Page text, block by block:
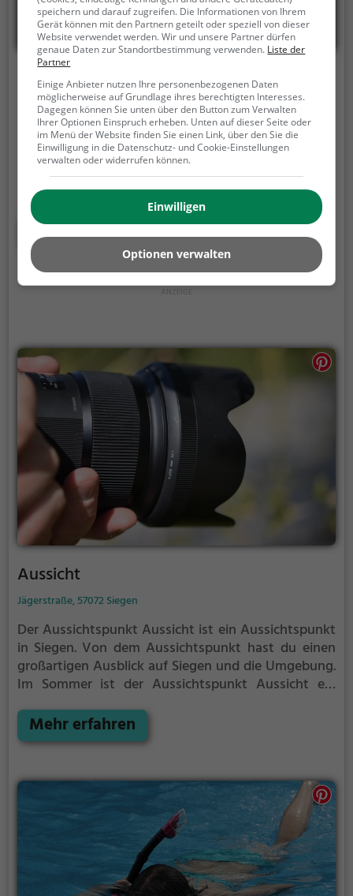
Lehrpfad Wenden
In der Nähe von Wenden, 57482 Wenden
Der Lehrpfad Wenden ist ein Naturlehrpfad in
Wenden. Neben einem schönen Spaziergang an der
frischen Luft bekommst du hier auch die
Gelegenheit, mehr über die Natur und ihre
Artenvielfalt zu lernen.Der Lehrpfad Wenden ist ein
tolles Ausflugsziel mit Kinder, um ihnen die Natur
und Pflanzenwelt näherzubringen.
Mehr erfahren
Aussicht
Jägerstraße, 57072 Siegen
Der Aussichtspunkt Aussicht ist ein Aussichtspunkt
in Siegen. Von dem Aussichtspunkt hast du einen
großartigen Ausblick auf Siegen und die Umgebung.
Im Sommer ist der Aussichtspunkt Aussicht ein
Wanderungen oder zum Picknicken und lockt an
warmen und sonnigen Tagen viele Besucher aus der
Mehr erfahren
speichern und darauf zugreifen. Die Informationen von Ihrem
Gerät können mit den Partnern geteilt oder speziell von dieser
Website verwendet werden. Wir und unsere Partner dürfen
genaue Daten zur Standortbestimmung verwenden. Liste der
Partner
Einige Anbieter nutzen Ihre personenbezogenen Daten
möglicherweise auf Grundlage ihres berechtigten Interesses.
Dagegen können Sie unten über den Button zum Verwalten
Ihrer Optionen Einspruch erheben. Unten auf dieser Seite oder
im Menü der Website finden Sie einen Link, über den Sie die
Einwilligung in die Datenschutz- und Cookie-Einstellungen
verwalten oder widerrufen können.
Einwilligen
Optionen verwalten